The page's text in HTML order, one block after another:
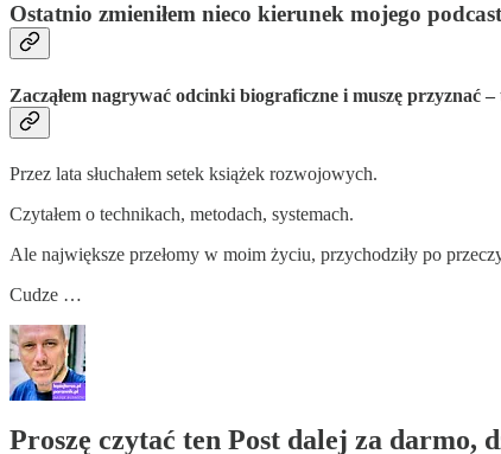
Ostatnio zmieniłem nieco kierunek mojego
Zacząłem nagrywać odcinki biograficzne i muszę przyznać
Przez lata słuchałem setek książek rozwojowych.
Czytałem o technikach, metodach, systemach.
Ale największe przełomy w moim życiu, przychodziły po
Cudze …
Proszę czytać ten Post dalej za darmo,